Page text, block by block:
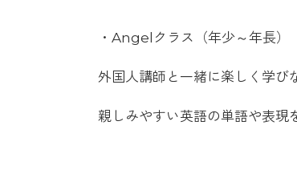
・Angelクラス（年少～年長）
外国人講師と一緒に楽しく学び
親しみやすい英語の単語や表現